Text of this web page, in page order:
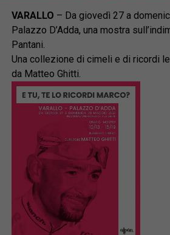
VARALLO – Da giovedì 27 a
Palazzo D’Adda, una mostra
Pantani.
Una collezione di cimeli e di ricordi
da Matteo Ghitti.